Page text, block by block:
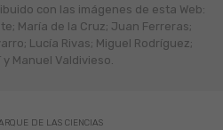
con las imágenes de esta Web:
María de la Cruz; Juan Ferreras;
Lucía Rivas; Miguel Rodríguez;
Manuel Valdivieso.
DE LAS CIENCIAS